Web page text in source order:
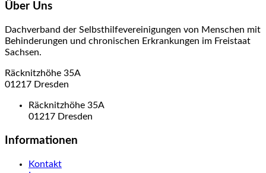
Über Uns
Dachverband der Selbsthilfevereinigungen von Menschen mit
Behinderungen und chronischen Erkrankungen im Freistaat
Sachsen.
Räcknitzhöhe 35A
01217 Dresden
Räcknitzhöhe 35A
01217 Dresden
Informationen
Kontakt